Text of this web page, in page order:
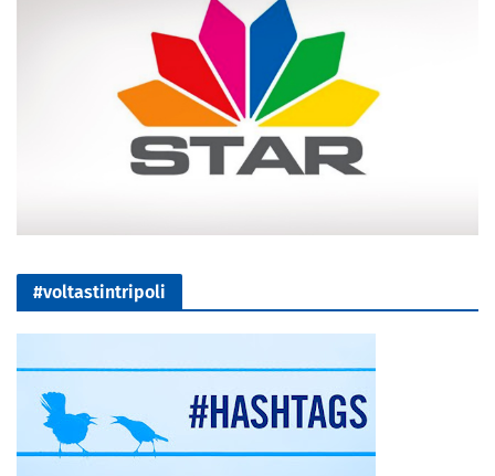
#voltastintripoli